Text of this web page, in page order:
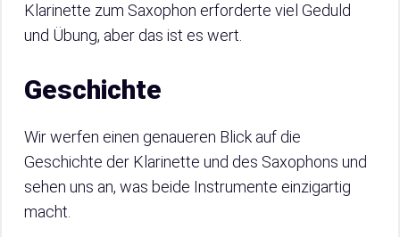
Klarinette zum Saxophon erforderte viel Geduld
und Übung, aber das ist es wert.
Geschichte
Wir werfen einen genaueren Blick auf die
Geschichte der Klarinette und des Saxophons und
sehen uns an, was beide Instrumente einzigartig
macht.